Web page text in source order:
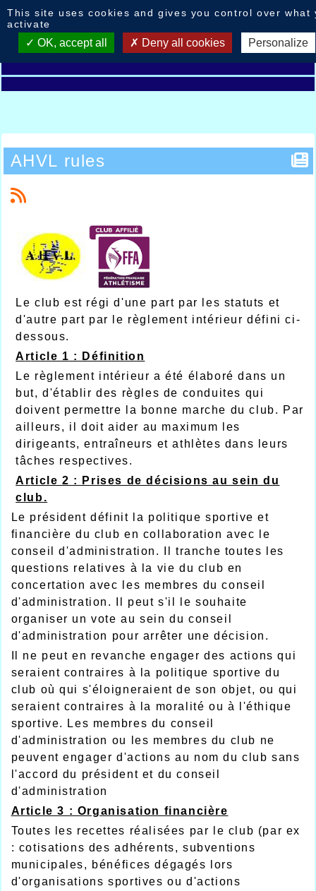
AHVL rules
Le club est régi d'une part par les statuts et
d'autre part par le règlement intérieur défini ci-
dessous.
A rticle 1 : Définition
Le règlement intérieur a été élaboré dans un
but, d'établir des règles de conduites qui
doivent permettre la bonne marche du club. Par
ailleurs, il doit aider au maximum les
dirigeants, entraîneurs et athlètes dans leurs
tâches respectives.
A rticle 2 : Prises de décisions au sein du
club.
Le président définit la politique sportive et
financière du club en collaboration avec le
conseil d'administration. Il tranche toutes les
questions relatives à la vie du club en
concertation avec les membres du conseil
d'administration. Il peut s'il le souhaite
organiser un vote au sein du conseil
d'administration pour arrêter une décision.
Il ne peut en revanche engager des actions qui
seraient contraires à la politique sportive du
club où qui s'éloigneraient de son objet, ou qui
seraient contraires à la moralité ou à l'éthique
sportive. Les membres du conseil
d'administration ou les membres du club ne
peuvent engager d'actions au nom du club sans
l'accord du président et du conseil
d'administration
Article 3 : Organisation financière
Toutes les recettes réalisées par le club (par ex
: cotisations des adhérents, subventions
municipales, bénéfices dégagés lors
d'organisations sportives ou d'actions
This site uses cookies and gives you control over what
activate
OK, accept all Deny all cookies Personalize